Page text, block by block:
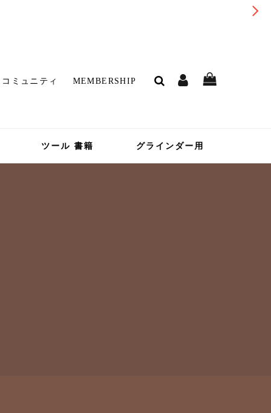
コミュニティ MEMBERSHIP
ツール 書籍 グラインダー用